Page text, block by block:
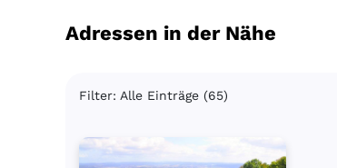
Adressen in der Nähe
Filter: Alle Einträge (65)